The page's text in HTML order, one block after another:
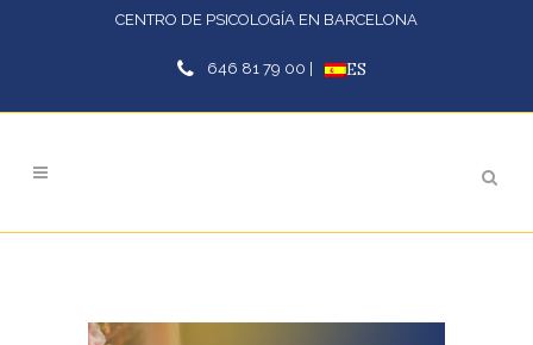
CENTRO DE PSICOLOGÍA EN BARCELONA
646 81 79 00 | ES